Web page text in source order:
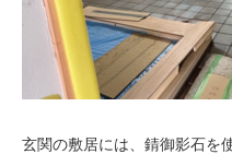
玄関の敷居には、錆御影石を